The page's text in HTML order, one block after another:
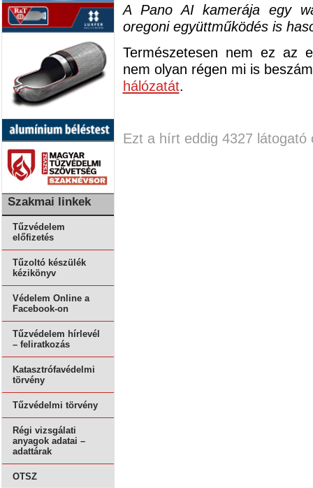
Szakmai linkek
Tűzvédelem
előfizetés
Tűzoltó készülék
kézikönyv
Védelem Online a
Facebook-on
Tűzvédelem hírlevél
– feliratkozás
Katasztrófavédelmi
törvény
Tűzvédelmi törvény
Régi vizsgálati
anyagok adatai –
adattárak
OTSZ
A Pano AI kamerája egy
oregoni együttműködés is
Természetesen nem ez az
nem olyan régen mi is
hálózatát.
Ezt a hírt eddig 4327 látogató